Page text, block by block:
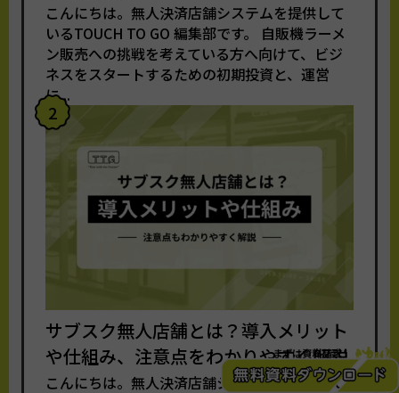
こんにちは。無人決済店舗システムを提供して
いるTOUCH TO GO 編集部です。 自販機ラーメ
ン販売への挑戦を考えている方へ向けて、ビジ
ネスをスタートするための初期投資と、運営
に...
2
サブスク無人店舗とは？導入メリット
や仕組み、注意点をわかりやすく解説
こんにちは。無人決済店舗システムを提供して